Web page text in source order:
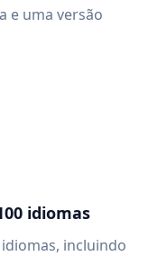
e uma versão
idiomas
incluindo